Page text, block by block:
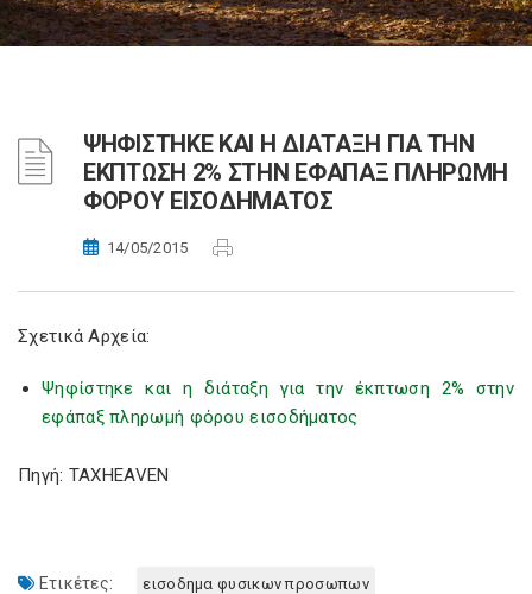
ΨΗΦΙΣΤΗΚΕ ΚΑΙ Η ΔΙΑΤΑΞΗ ΓΙΑ ΤΗΝ
ΕΚΠΤΩΣΗ 2% ΣΤΗΝ ΕΦΑΠΑΞ ΠΛΗΡΩΜΗ
ΦΟΡΟΥ ΕΙΣΟΔΗΜΑΤΟΣ
14/05/2015
Σχετικά Αρχεία:
Ψηφίστηκε και η διάταξη για την έκπτωση 2% στην
εφάπαξ πληρωμή φόρου εισοδήματος
Πηγή: TAXHEAVEN
Ετικέτες: εισοδημα φυσικων προσωπων